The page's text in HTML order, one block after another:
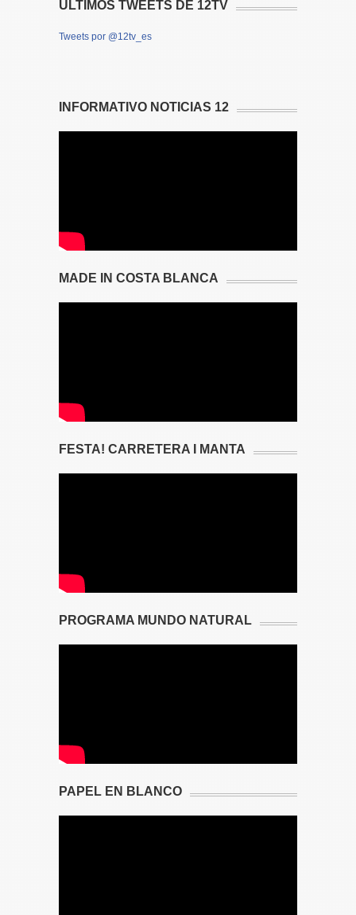
ÚLTIMOS TWEETS DE 12TV
Tweets por @12tv_es
INFORMATIVO NOTICIAS 12
MADE IN COSTA BLANCA
FESTA! CARRETERA I MANTA
PROGRAMA MUNDO NATURAL
PAPEL EN BLANCO